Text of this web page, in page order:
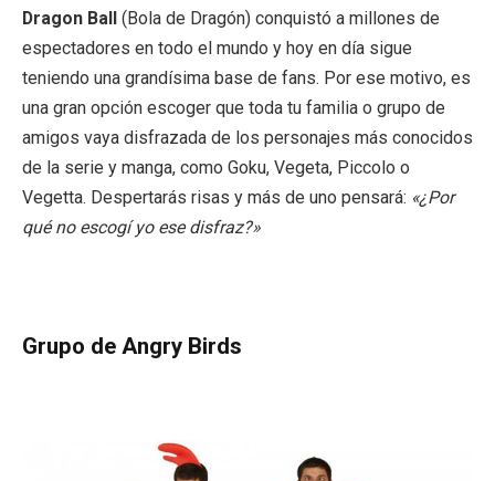
Dragon Ball (Bola de Dragón) conquistó a millones de
espectadores en todo el mundo y hoy en día sigue
teniendo una grandísima base de fans. Por ese motivo, es
una gran opción escoger que toda tu familia o grupo de
amigos vaya disfrazada de los personajes más conocidos
de la serie y manga, como Goku, Vegeta, Piccolo o
Vegetta. Despertarás risas y más de uno pensará: «¿Por
qué no escogí yo ese disfraz?»
Grupo de Angry Birds